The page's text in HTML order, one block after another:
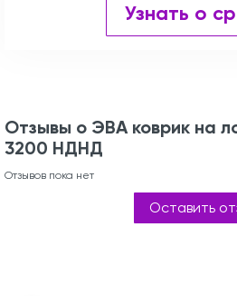
Узнать о
Отзывы о ЭВА коврик на
3200 НДНД
Отзывов пока нет
Оставить